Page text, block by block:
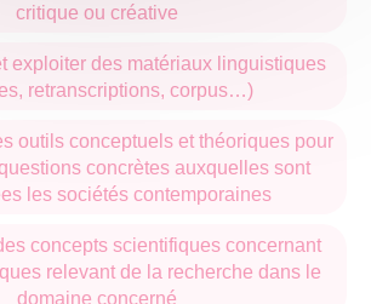
critique ou créative
exploiter des matériaux linguistiques
retranscriptions, corpus…)
outils conceptuels et théoriques pour
concrètes auxquelles sont
les sociétés contemporaines
concepts scientifiques concernant
relevant de la recherche dans le
domaine concerné